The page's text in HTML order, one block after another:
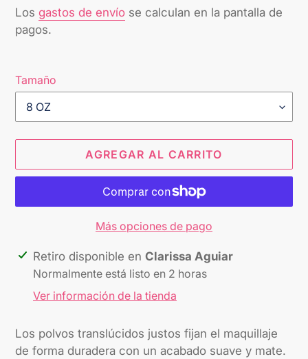
habitual
Los gastos de envío se calculan en la pantalla de
pagos.
Tamaño
AGREGAR AL CARRITO
Más opciones de pago
Agregando
producto
carrito
Retiro disponible en Clarissa Aguiar
Normalmente está listo en 2 horas
Ver información de la tienda
Los polvos translúcidos justos fijan el maquillaje
de forma duradera con un acabado suave y mate.